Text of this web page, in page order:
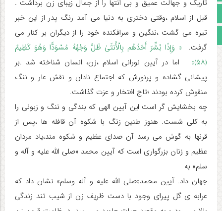
اینستاگرام
مجوز سایت
تاریک و جهالت عمیق و بی انتها را از جمال زیبای زن برداشت .
قبل از اسلام ،وقتی دختری به دنیا می آمد رنگ پدر از این خبر
تیره می گشت ،ننگین و سرافکنده خود را از دیگران بر کنار می
گرفت. « وَإِذَا بُشِّرَ أَحَدُهُم بِالْأُنثَىٰ ظَلَّ وَجْهُهُ مُسْوَدًّا وَهُوَ کَظِیمٌ
﴿۵۸﴾»
اما در آیین نورانی اسلام ،زن، انسان شناخته شد .بر
پیشانی گشاده و پرنورش که اجتماع نادان و نقش عار و ننگ
منقوش کرده بودند ؛تاج افتخار و عزت گذاشت.
چه بخشایش گر است این آیین الهی که بندگی و ننگ و زبونی را
به کلی شست. هنوز طنین زنگ با شکوه آن قافله ها ،پس از
قرنها به گوش می رسد آن صدای عظیم و شکوه مند،یاد مردان
عظیم و زنان بزرگواری است که آیین محمد «صلی الله علیه و آله و
سلم» به
جهان داد. آیین محمد«صلی الله علیه و آله وسلم» نشان داد که
عرابه ی گل پیرای وجود با دست ظریف زن از شیب تند زندگی